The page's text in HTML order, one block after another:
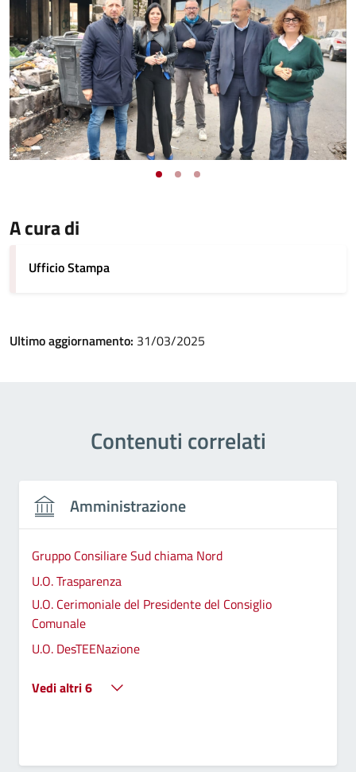
A cura di
Ufficio Stampa
Ultimo aggiornamento: 31/03/2025
Contenuti correlati
Amministrazione
Gruppo Consiliare Sud chiama Nord
U.O. Trasparenza
U.O. Cerimoniale del Presidente del Consiglio
Comunale
U.O. DesTEENazione
Vedi altri 6